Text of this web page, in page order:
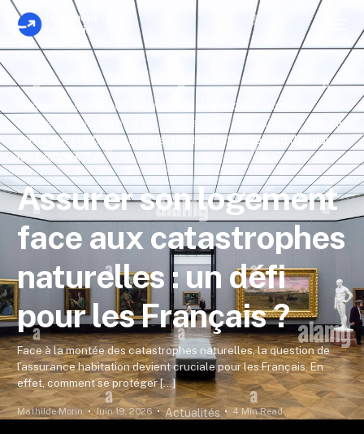
Home
Assurer son logement face aux catastrophes
naturelles : un défi pour les Français ?
Actualités
Assurer
son logement face aux catastrophes naturelles : un défi pour
les Français ?
Assurer son logement
face aux catastrophes
naturelles : un défi
pour les Français ?
Face à la montée des catastrophes naturelles, la question de
l’assurance habitation devient cruciale pour les Français. En
effet, comment se protéger […]
Mathilde Morin Juin 19, 2026 Actualités 4 Min Read